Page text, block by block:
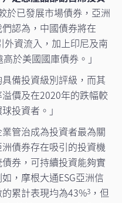
於已發展市場債券，亞洲
認為，中國債券將在
資流入，加上印尼及南
於美國國庫債券。」
備投資級別評級，而其
價及在2020年的跌幅較
投資者。」
管治成為投資者最為關
債券存在吸引的投資機
券，可持續投資能夠實
，摩根大通ESG亞洲信
累計表現均為43%3 ，但